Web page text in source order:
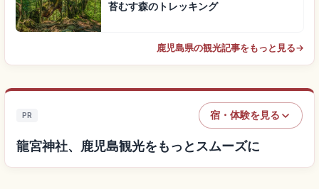
苔むす森のトレッキング
鹿児島県の観光記事をもっと見る→
PR 宿・体験を見る
龍宮神社、鹿児島観光をもっとスムーズに